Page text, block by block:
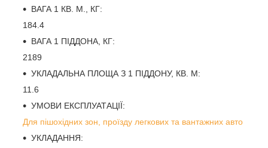
ВАГА 1 КВ. М., КГ:
184.4
ВАГА 1 ПІДДОНА, КГ:
2189
УКЛАДАЛЬНА ПЛОЩА З 1 ПІДДОНУ, КВ. М:
11.6
УМОВИ ЕКСПЛУАТАЦІЇ:
Для пішохідних зон, проїзду легкових та вантажних авто
УКЛАДАННЯ: